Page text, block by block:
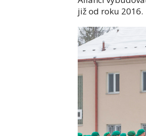
již od roku 2016.